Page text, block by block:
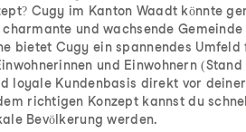
Cugy im Kanton Waadt könnte
und wachsende Gemeinde
bietet Cugy ein spannendes Umfeld
und Einwohnern (Stand
loyale Kundenbasis direkt vor
richtigen Konzept kannst du
Bevölkerung werden.